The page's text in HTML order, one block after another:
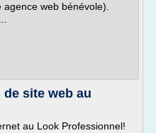
web bénévole).
site web au
au Look Professionnel!